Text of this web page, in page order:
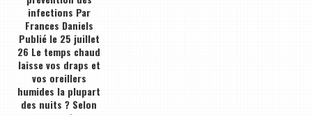
infections Par
Frances Daniels
Publié le 25 juillet
26 Le temps chaud
laisse vos draps et
vos oreillers
humides la plupart
des nuits ? Selon